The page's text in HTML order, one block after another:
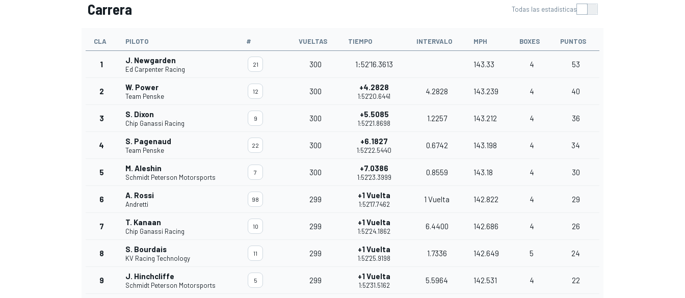
Carrera Todas las estadísticas
CLA PILOTO # VUELTAS TIEMPO INTERVALO MPH BOXES PUNTOS
1 J. Newgarden
Ed Carpenter Racing
21 300 1:52'16.3613 143.33 4 53
2 W. Power
Team Penske
12 300 +4.2828
1:52'20.6441
4.2828 143.239 4 40
3 S. Dixon
Chip Ganassi Racing
9 300 +5.5085
1:52'21.8698
1.2257 143.212 4 36
4 S. Pagenaud
Team Penske
22 300 +6.1827
1:52'22.5440
0.6742 143.198 4 34
5 M. Aleshin
Schmidt Peterson Motorsports
7 300 +7.0386
1:52'23.3999
0.8559 143.18 4 30
6 A. Rossi
Andretti
98 299 +1 Vuelta
1:52'17.7462
1 Vuelta 142.822 4 29
7 T. Kanaan
Chip Ganassi Racing
10 299 +1 Vuelta
1:52'24.1862
6.4400 142.686 4 26
8 S. Bourdais
KV Racing Technology
11 299 +1 Vuelta
1:52'25.9198
1.7336 142.649 5 24
9 J. Hinchcliffe
Schmidt Peterson Motorsports
5 299 +1 Vuelta
1:52'31.5162
5.5964 142.531 4 22